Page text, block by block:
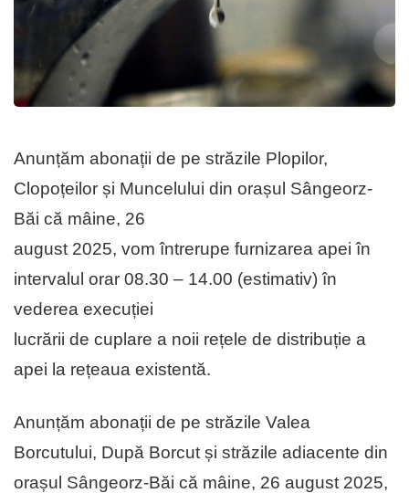
Anunțăm abonații de pe străzile Plopilor,
Clopoțeilor și Muncelului din orașul Sângeorz-
Băi că mâine, 26
august 2025, vom întrerupe furnizarea apei în
intervalul orar 08.30 – 14.00 (estimativ) în
vederea execuției
lucrării de cuplare a noii rețele de distribuție a
apei la rețeaua existentă.
Anunțăm abonații de pe străzile Valea
Borcutului, După Borcut și străzile adiacente din
orașul Sângeorz-Băi că mâine, 26 august 2025,